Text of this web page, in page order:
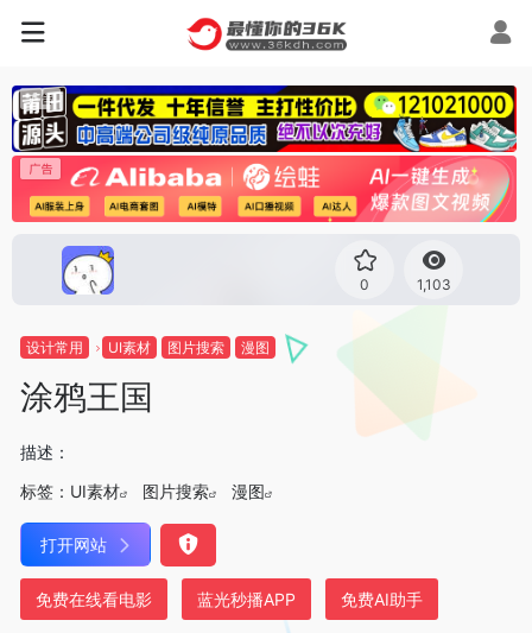
0 1,103
设计常用 UI素材 图片搜索 漫图
涂鸦王国
描述：
标签： UI素材 图片搜索 漫图
打开网站
免费在线看电影 蓝光秒播APP 免费AI助手